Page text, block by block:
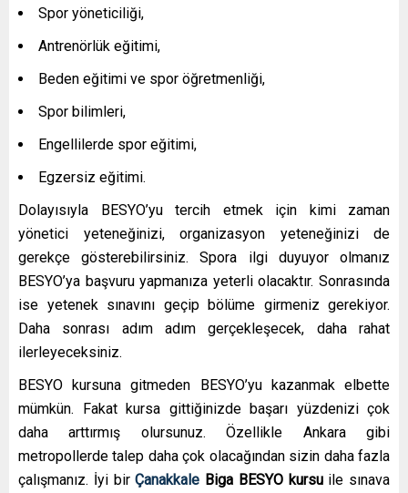
Spor yöneticiliği,
Antrenörlük eğitimi,
Beden eğitimi ve spor öğretmenliği,
Spor bilimleri,
Engellilerde spor eğitimi,
Egzersiz eğitimi.
Dolayısıyla BESYO’yu tercih etmek için kimi zaman
yönetici yeteneğinizi, organizasyon yeteneğinizi de
gerekçe gösterebilirsiniz. Spora ilgi duyuyor olmanız
BESYO’ya başvuru yapmanıza yeterli olacaktır. Sonrasında
ise yetenek sınavını geçip bölüme girmeniz gerekiyor.
Daha sonrası adım adım gerçekleşecek, daha rahat
ilerleyeceksiniz.
BESYO kursuna gitmeden BESYO’yu kazanmak elbette
mümkün. Fakat kursa gittiğinizde başarı yüzdenizi çok
daha arttırmış olursunuz. Özellikle Ankara gibi
metropollerde talep daha çok olacağından sizin daha fazla
çalışmanız. İyi birÇanakkale Biga BESYO kursu ile sınava